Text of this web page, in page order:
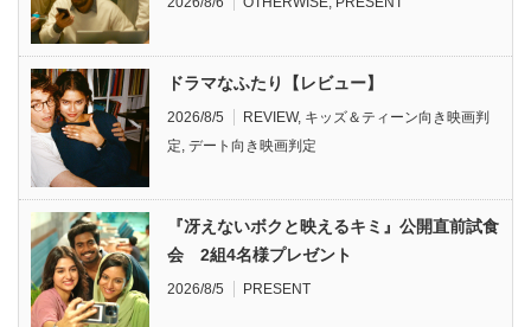
ドラマなふたり【レビュー】
2026/8/5 REVIEW, キッズ＆ティーン向き映画判
定 デート向き映画判定
『冴えないボクと映えるキミ』公開直前試食
会 2組4名様プレゼント
2026/8/5 PRESENT